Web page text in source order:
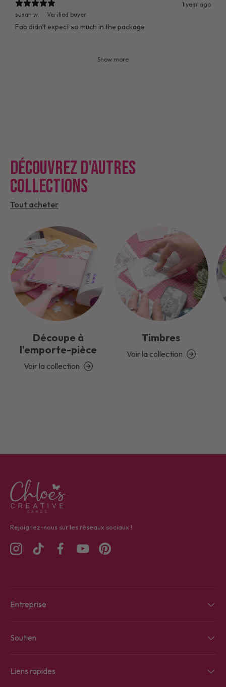
1 year ago
susan w.
Verified buyer
Fab didn't expect so much in the package
Show more
DÉCOUVREZ D'AUTRES
COLLECTIONS
Tout acheter
Découpe à
l'emporte-pièce
Voir la collection
Timbres
Voir la collection
Rejoignez-nous sur les réseaux sociaux !
InstagramTikTok FacebookYouTubePinterest
Entreprise
Soutien
Liens rapides